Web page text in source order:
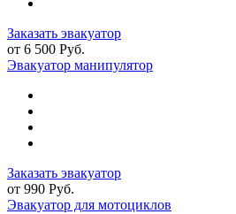
Заказать эвакуатор
от 6 500 Руб.
Эвакуатор манипулятор
Заказать эвакуатор
от 990 Руб.
Эвакуатор для мотоциклов